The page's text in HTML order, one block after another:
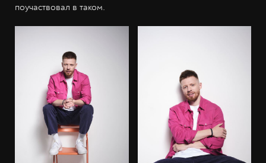
поучаствовал в таком.